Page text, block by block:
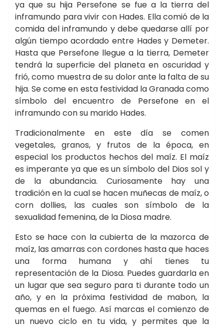
ya que su hija Persefone se fue a la tierra del
inframundo para vivir con Hades. Ella comió de la
comida del inframundo y debe quedarse allí por
algún tiempo acordado entre Hades y Demeter.
Hasta que Persefone llegue a la tierra, Demeter
tendrá la superficie del planeta en oscuridad y
frió, como muestra de su dolor ante la falta de su
hija. Se come en esta festividad la Granada como
símbolo del encuentro de Persefone en el
inframundo con su marido Hades.
Tradicionalmente en este día se comen
vegetales, granos, y frutos de la época, en
especial los productos hechos del maíz. El maíz
es imperante ya que es un símbolo del Dios sol y
de la abundancia. Curiosamente hay una
tradición en la cual se hacen muñecas de maíz, o
corn dollies, las cuales son símbolo de la
sexualidad femenina, de la Diosa madre.
Esto se hace con la cubierta de la mazorca de
maíz, las amarras con cordones hasta que haces
una forma humana y ahí tienes tu
representación de la Diosa. Puedes guardarla en
un lugar que sea seguro para ti durante todo un
año, y en la próxima festividad de mabon, la
quemas en el fuego. Así marcas el comienzo de
un nuevo ciclo en tu vida, y permites que la